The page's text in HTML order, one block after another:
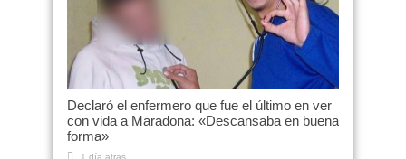
Declaró el enfermero que fue el último en ver
con vida a Maradona: «Descansaba en buena
forma»
1 día atras